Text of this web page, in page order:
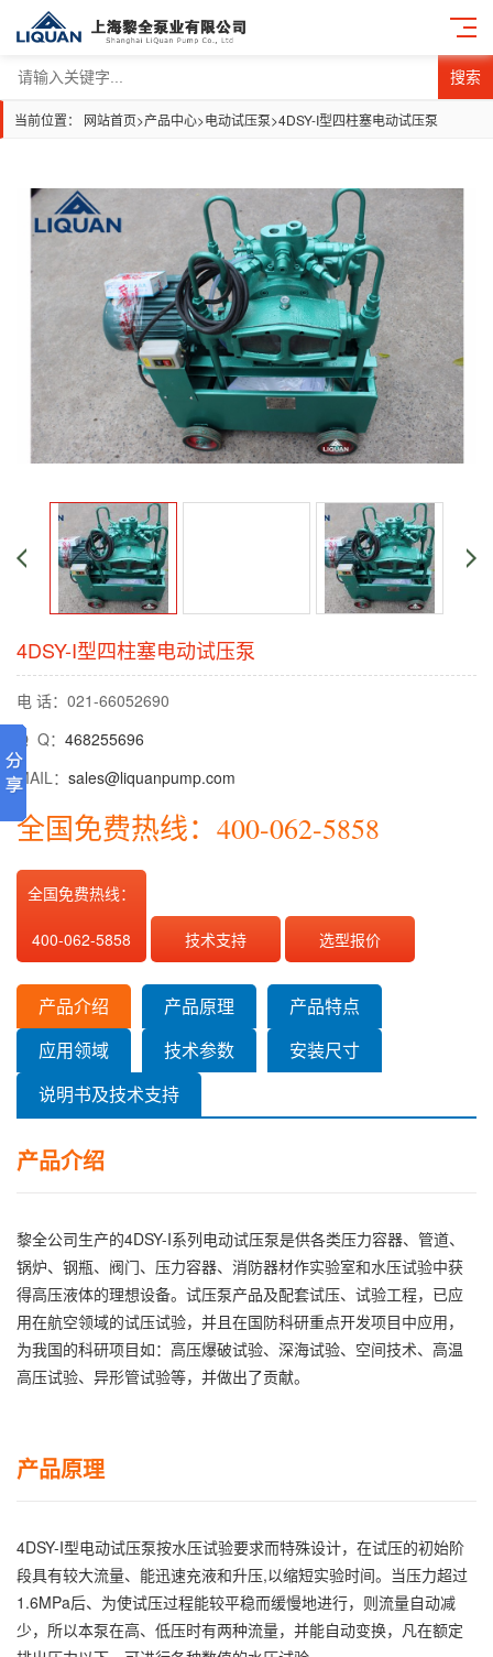
搜索
当前位置： 网站首页>产品中心>电动试压泵>4DSY-I型四柱塞电动试压泵
4DSY-I型四柱塞电动试压泵
电 话：021-66052690
Q Q： 468255696
MAIL： sales@liquanpump.com
全国免费热线：400-062-5858
全国免费热线：
400-062-5858 技术支持 选型报价
产品介绍 产品原理
产品特点
应用领域
技术参数
安装尺寸
说明书及技术支持
产品介绍
黎全公司生产的4DSY-I系列电动试压泵是供各类压力容器、管道、
锅炉、钢瓶、阀门、压力容器、消防器材作实验室和水压试验中获
得高压液体的理想设备。试压泵产品及配套试压、试验工程，已应
用在航空领域的试压试验，并且在国防科研重点开发项目中应用，
为我国的科研项目如：高压爆破试验、深海试验、空间技术、高温
高压试验、异形管试验等，并做出了贡献。
产品原理
4DSY-I型电动试压泵按水压试验要求而特殊设计，在试压的初始阶
段具有较大流量、能迅速充液和升压,以缩短实验时间。当压力超过
1.6MPa后、为使试压过程能较平稳而缓慢地进行，则流量自动减
少，所以本泵在高、低压时有两种流量，并能自动变换，凡在额定